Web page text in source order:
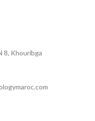
8, Khouribga